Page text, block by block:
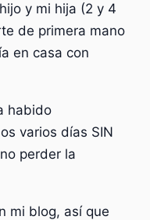
y mi hija (2 y 4
de primera mano
en casa con
habido
varios días SIN
perder la
mi blog, así que